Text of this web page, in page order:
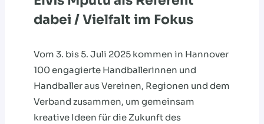
dabei / Vielfalt im Fokus
Vom 3. bis 5. Juli 2025 kommen in Hannover
100 engagierte Handballerinnen und
Handballer aus Vereinen, Regionen und dem
Verband zusammen, um gemeinsam
kreative Ideen für die Zukunft des